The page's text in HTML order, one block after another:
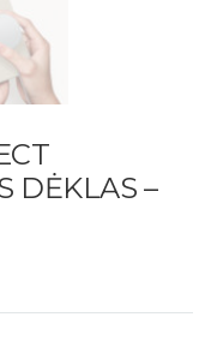
DĖKLAS –